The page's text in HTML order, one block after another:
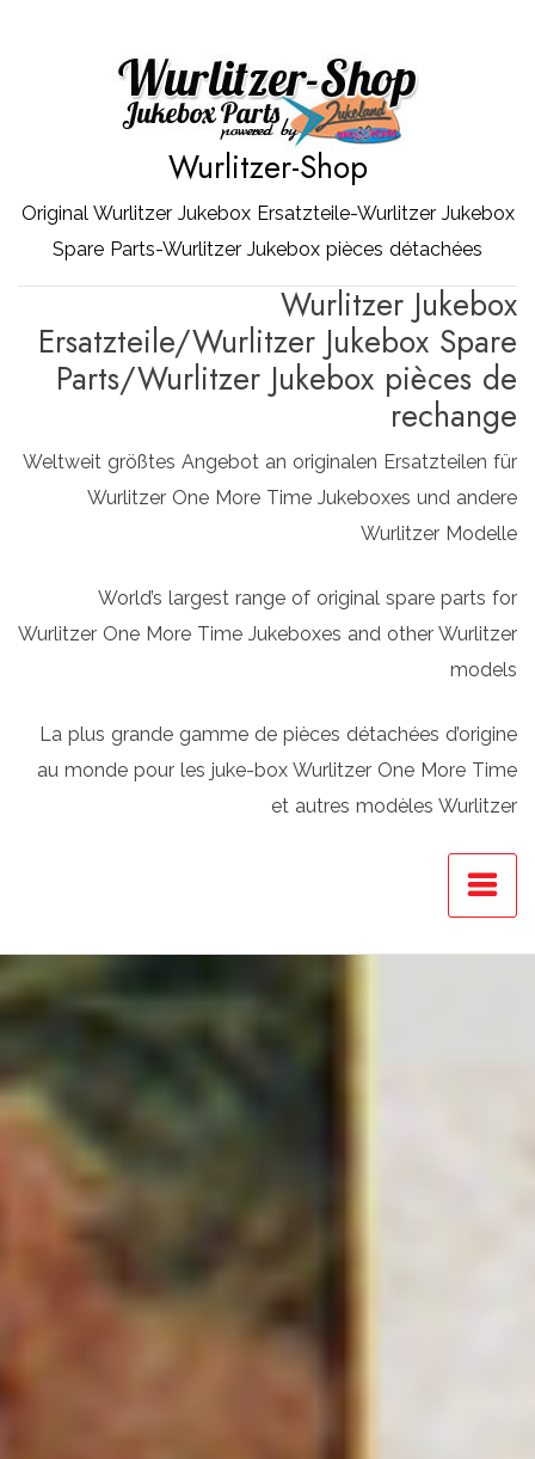
Wurlitzer-Shop
Original Wurlitzer Jukebox Ersatzteile-Wurlitzer Jukebox
Spare Parts-Wurlitzer Jukebox pièces détachées
Wurlitzer Jukebox
Ersatzteile/Wurlitzer Jukebox Spare
Parts/Wurlitzer Jukebox pièces de
rechange
Weltweit größtes Angebot an originalen Ersatzteilen für
Wurlitzer One More Time Jukeboxes und andere
Wurlitzer Modelle
World’s largest range of original spare parts for
Wurlitzer One More Time Jukeboxes and other Wurlitzer
models
La plus grande gamme de pièces détachées d’origine
au monde pour les juke-box Wurlitzer One More Time
et autres modèles Wurlitzer